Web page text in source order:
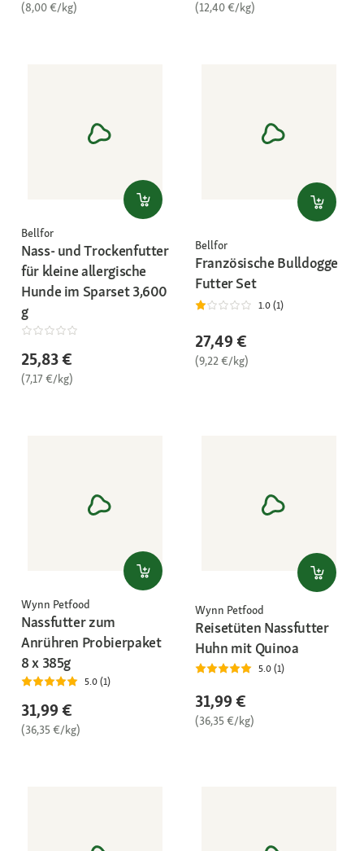
(8,00 €/kg) (12,40 €/kg)
Bellfor
Nass- und Trockenfutter
für kleine allergische
Hunde im Sparset 3,600
g
25,83 €
(7,17 €/kg)
Bellfor
Französische Bulldogge
Futter Set
1.0 (1)
27,49 €
(9,22 €/kg)
Wynn Petfood
Nassfutter zum
Anrühren Probierpaket
8 x 385g
5.0 (1)
31,99 €
(36,35 €/kg)
Wynn Petfood
Reisetüten Nassfutter
Huhn mit Quinoa
5.0 (1)
31,99 €
(36,35 €/kg)